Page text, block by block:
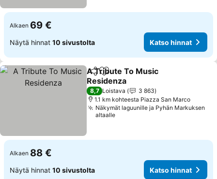
Alkaen 69 €
Näytä hinnat 10 sivustolta Katso hinnat
Jaa Lisää suosikkeihin
A Tribute To Music
Residenza
8,7 Loistava
3 863
1.1 km kohteesta Piazza San Marco
Näkymät laguunille ja Pyhän Markuksen
altaalle
Alkaen 88 €
Näytä hinnat 10 sivustolta Katso hinnat